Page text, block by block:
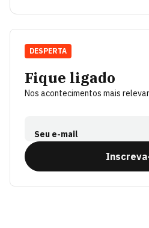
Fique ligado
Nos acontecimentos mais
Seu e-mail
DESPERTA